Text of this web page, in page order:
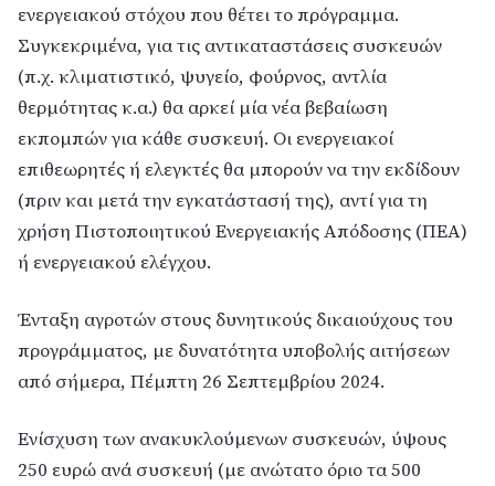
ενεργειακού στόχου που θέτει το πρόγραμμα.
Συγκεκριμένα, για τις αντικαταστάσεις συσκευών
(π.χ. κλιματιστικό, ψυγείο, φούρνος, αντλία
θερμότητας κ.α.) θα αρκεί μία νέα βεβαίωση
εκπομπών για κάθε συσκευή. Οι ενεργειακοί
επιθεωρητές ή ελεγκτές θα μπορούν να την εκδίδουν
(πριν και μετά την εγκατάστασή της), αντί για τη
χρήση Πιστοποιητικού Ενεργειακής Απόδοσης (ΠΕΑ)
ή ενεργειακού ελέγχου.
Ένταξη αγροτών στους δυνητικούς δικαιούχους του
προγράμματος, με δυνατότητα υποβολής αιτήσεων
από σήμερα, Πέμπτη 26 Σεπτεμβρίου 2024.
Ενίσχυση των ανακυκλούμενων συσκευών, ύψους
250 ευρώ ανά συσκευή (με ανώτατο όριο τα 500